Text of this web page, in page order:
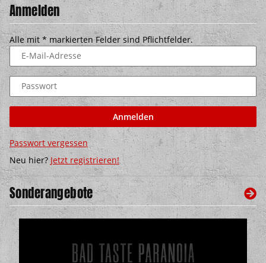
Anmelden
Alle mit * markierten Felder sind Pflichtfelder.
E-Mail-Adresse
Passwort
Anmelden
Passwort vergessen
Neu hier? Jetzt registrieren!
Sonderangebote